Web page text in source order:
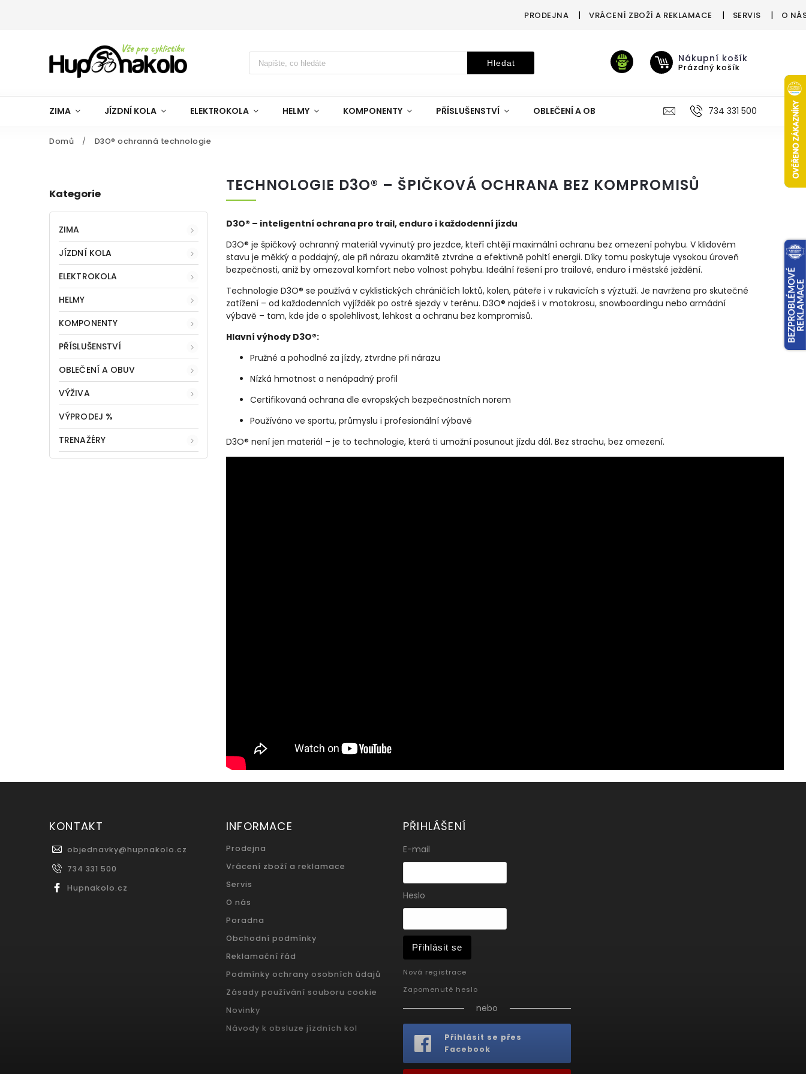
PRODEJNA VRÁCENÍ ZBOŽÍ A REKLAMACE SERVIS O
Hledat Nákupní košík
Prázdný košík
ZIMA JÍZDNÍ KOLA ELEKTROKOLA HELMY KOMPONENTY PŘÍSLUŠENSTVÍ OBLEČENÍ A OBUV VÝŽIVA VÝPRODEJ %
734 331 500
Domů / D3O® ochranná technologie
Kategorie
ZIMA
JÍZDNÍ KOLA
ELEKTROKOLA
HELMY
KOMPONENTY
PŘÍSLUŠENSTVÍ
OBLEČENÍ A OBUV
VÝŽIVA
VÝPRODEJ %
TRENAŽÉRY
TECHNOLOGIE D3O® – ŠPIČKOVÁ OCHRANA BEZ KOMPROMISŮ
D3O® – inteligentní ochrana pro trail, enduro i každodenní jízdu
D3O® je špičkový ochranný materiál vyvinutý pro jezdce, kteří chtějí maximální ochranu bez omezení pohybu. V klidovém
stavu je měkký a poddajný, ale při nárazu okamžitě ztvrdne a efektivně pohltí energii. Díky tomu poskytuje vysokou úroveň
bezpečnosti, aniž by omezoval komfort nebo volnost pohybu. Ideální řešení pro trailové, enduro i městské ježdění.
Technologie D3O® se používá v cyklistických chráničích loktů, kolen, páteře i v rukavicích s výztuží. Je navržena pro skutečné
zatížení – od každodenních vyjížděk po ostré sjezdy v terénu. D3O® najdeš i v motokrosu, snowboardingu nebo armádní
výbavě – tam, kde jde o spolehlivost, lehkost a ochranu bez kompromisů.
Hlavní výhody D3O®:
Pružné a pohodlné za jízdy, ztvrdne při nárazu
Nízká hmotnost a nenápadný profil
Certifikovaná ochrana dle evropských bezpečnostních norem
Používáno ve sportu, průmyslu i profesionální výbavě
D3O® není jen materiál – je to technologie, která ti umožní posunout jízdu dál. Bez strachu, bez omezení.
KONTAKT
objednavky@hupnakolo.cz
734 331 500
Hupnakolo.cz
INFORMACE
Prodejna
Vrácení zboží a reklamace
Servis
O nás
Poradna
Obchodní podmínky
Reklamační řád
Podmínky ochrany osobních údajů
Zásady používání souboru cookie
Novinky
Návody k obsluze jízdních kol
PŘIHLÁŠENÍ
E-mail
Heslo
Přihlásit se
Nová registrace
Zapomenuté heslo
nebo
Přihlásit se přes
Facebook